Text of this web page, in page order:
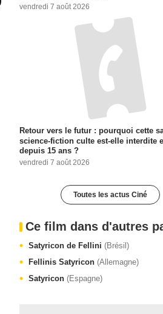
vendredi 7 août 2026
Retour vers le futur : pourquoi cette
science-fiction culte est-elle interdite
depuis 15 ans ?
vendredi 7 août 2026
Toutes les actus Ciné
Ce film dans d'autres
Satyricon de Fellini (Brésil)
Fellinis Satyricon (Allemagne)
Satyricon (Espagne)